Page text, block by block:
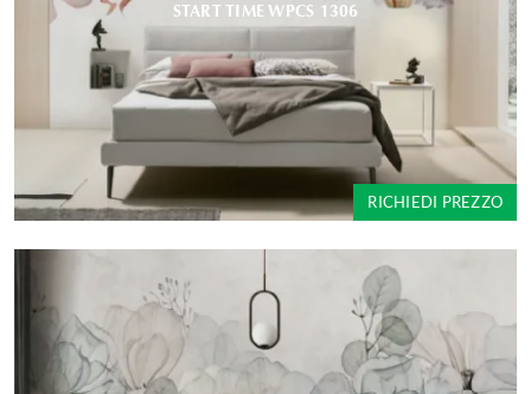
START TIME WPCS 1306
RICHIEDI PREZZO